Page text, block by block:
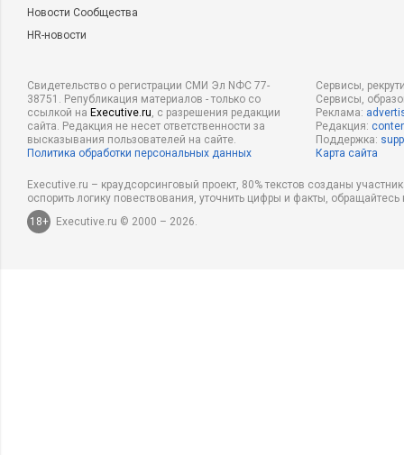
Новости Сообщества
HR-новости
Свидетельство о регистрации СМИ Эл NФС 77-
38751. Републикация материалов - только со
ссылкой на Executive.ru, с разрешения редакции
сайта. Редакция не несет ответственности за
высказывания пользователей на сайте.
Политика обработки персональных данных
Сервисы,
Сервисы,
Реклама:
Редакция:
Поддержка:
Карта сайта
Executive.ru – краудсорсинговый проект, 80% текстов созданы
оспорить логику повествования, уточнить цифры и факты,
18+
Executive.ru © 2000 – 2026.